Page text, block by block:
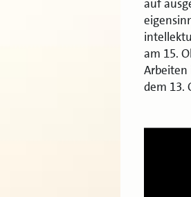
auf
am 15.
Arbeiten
dem 13.